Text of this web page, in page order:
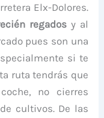
Elx-Dolores.
regados y al
pues son una
si te
ruta tendrás que
no cierres
cultivos. De las